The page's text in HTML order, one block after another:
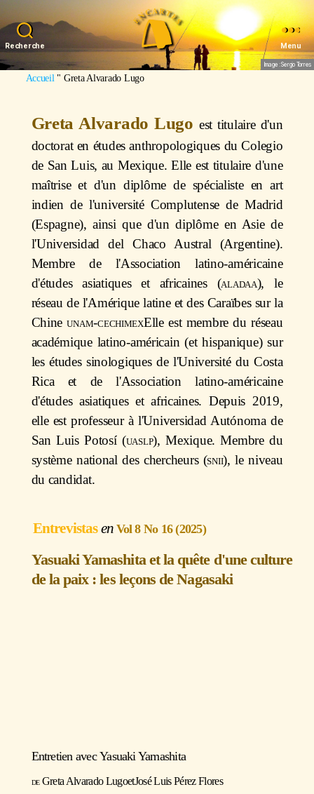
Recherche Menu
Image : Sergio Torres
Accueil " Greta Alvarado Lugo
Greta Alvarado Lugo est titulaire d'un
doctorat en études anthropologiques du Colegio
de San Luis, au Mexique. Elle est titulaire d'une
maîtrise et d'un diplôme de spécialiste en art
indien de l'université Complutense de Madrid
(Espagne), ainsi que d'un diplôme en Asie de
l'Universidad del Chaco Austral (Argentine).
Membre de l'Association latino-américaine
d'études asiatiques et africaines (aladaa), le
réseau de l'Amérique latine et des Caraïbes sur la
Chineunam-cechimexElle est membre du réseau
académique latino-américain (et hispanique) sur
les études sinologiques de l'Université du Costa
Rica et de l'Association latino-américaine
d'études asiatiques et africaines. Depuis 2019,
elle est professeur à l'Universidad Autónoma de
San Luis Potosí (uaslp), Mexique. Membre du
système national des chercheurs (snii), le niveau
du candidat.
Entrevistas Vol 8 No 16 (2025)
Yasuaki Yamashita et la quête d'une culture
de la paix : les leçons de Nagasaki
https://youtu.be/5sRSNZMLHps
Entretien avecYasuaki Yamashita
Greta Alvarado LugoetJosé Luis Pérez Flores